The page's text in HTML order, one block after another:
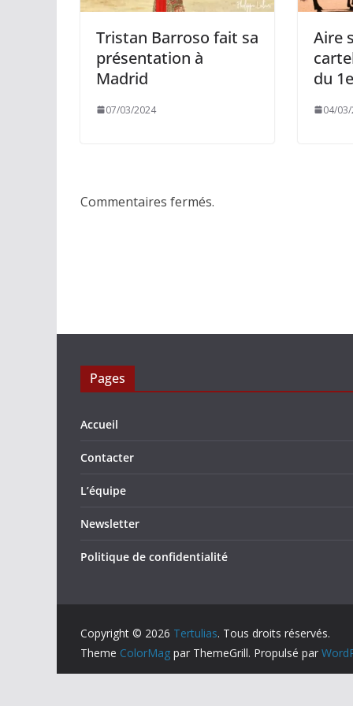
Tristan Barroso fait sa
présentation à
Madrid
07/03/2024
Aire
du
04/
Commentaires fermés.
Pages
Accueil
Contacter
L’équipe
Newsletter
Politique de confidentialité
Copyright © 2026 Tertulias. Tous droits réservés.
Theme ColorMag par ThemeGrill. Propulsé par